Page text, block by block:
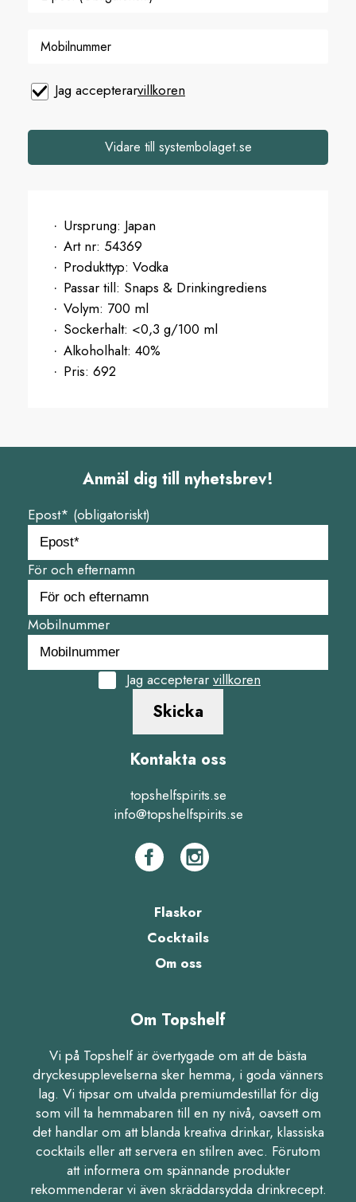
Jag accepterarvillkoren
Vidare till systembolaget.se
Ursprung: Japan
Art nr: 54369
Produkttyp: Vodka
Passar till: Snaps & Drinkingrediens
Volym: 700 ml
Sockerhalt: <0,3 g/100 ml
Alkoholhalt: 40%
Pris: 692
Anmäl dig till nyhetsbrev!
Epost* (obligatoriskt)
För och efternamn
Mobilnummer
Jag accepterar villkoren
Skicka
Kontakta oss
topshelfspirits.se
info@topshelfspirits.se
Flaskor
Cocktails
Om oss
Om Topshelf
Vi på Topshelf är övertygade om att de bästa
dryckesupplevelserna sker hemma, i goda vänners
lag. Vi tipsar om utvalda premiumdestillat för dig
som vill ta hemmabaren till en ny nivå, oavsett om
det handlar om att blanda kreativa drinkar, klassiska
cocktails eller att servera en stilren avec. Förutom
att informera om spännande produkter
rekommenderar vi även skräddarsydda drinkrecept.